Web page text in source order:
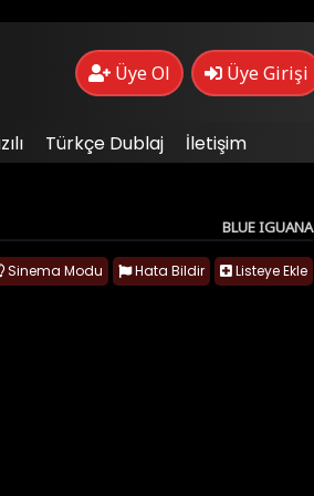
Üye Ol Üye Girişi
Türkçe Dublaj İletişim
BLUE IGUANA
Listeye Ekle
Hata Bildir
Sinema Modu